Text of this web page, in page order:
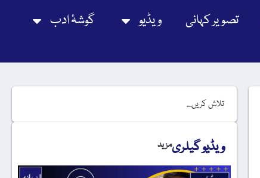
تصویر کہانی ویڈیو گوشۂ ادب
ویڈیو گیلریمزید